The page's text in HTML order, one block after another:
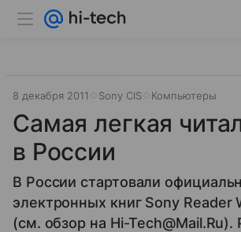
8 декабря 2011 Sony CIS Компьютеры
Самая легкая
в России
В России стартовали
электронных книг Sony Reader
(см. обзор на Hi-